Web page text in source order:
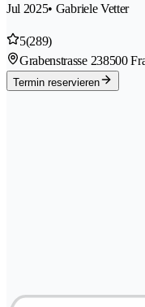
Jul 2025• Gabriele Vetter
5(289)
Grabenstrasse 238500
Termin reservieren